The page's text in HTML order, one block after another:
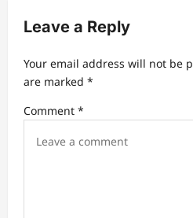
i
a
i
Leave a Reply
Your email address will not be
are marked *
Comment *